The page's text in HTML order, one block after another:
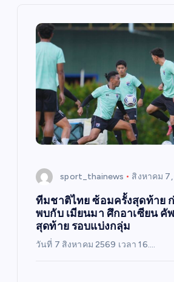
sport_thainews สิงหาคม
ทีมชาติไทย ซ้อมครั้งสุดท้าย
พบกับ เมียนมา ศึกอาเซียน คั
สุดท้าย รอบแบ่งกลุ่ม
วันที่ 7 สิงหาคม 2569 เวลา 16.…